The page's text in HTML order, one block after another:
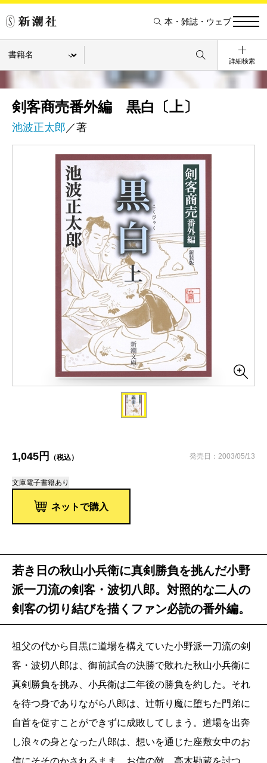
本・雑誌・ウェブ
詳細検索
剣客商売番外編 黒白〔上〕
池波正太郎 ／著
1,045円 （税込） 発売日：2003/05/13
文庫電子書籍あり
ネットで購入
若き日の秋山小兵衛に真剣勝負を挑んだ小野
派一刀流の剣客・波切八郎。対照的な二人の
剣客の切り結びを描くファン必読の番外編。
祖父の代から目黒に道場を構えていた小野派一刀流の剣
客・波切八郎は、御前試合の決勝で敗れた秋山小兵衛に
真剣勝負を挑み、小兵衛は二年後の勝負を約した。それ
を待つ身でありながら八郎は、辻斬り魔に堕ちた門弟に
自首を促すことができずに成敗してしまう。道場を出奔
し浪々の身となった八郎は、想いを通じた座敷女中のお
信にそそのかされるまま、お信の敵、高木勘蔵を討つ。